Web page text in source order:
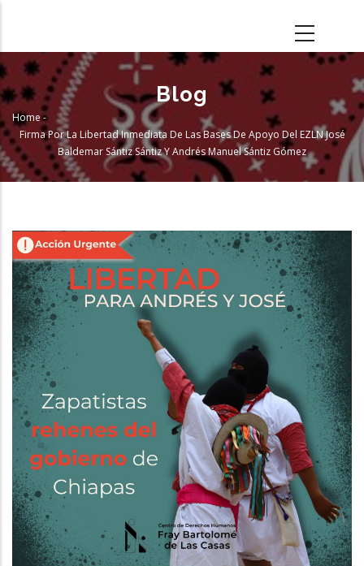
main
content
Blog
Breadcrumb
Home -
Firma Por La Libertad Inmediata De Las Bases De Apoyo Del EZLN José
Baldemar Sántiz Sántiz Y Andrés Manuel Sántiz Gómez